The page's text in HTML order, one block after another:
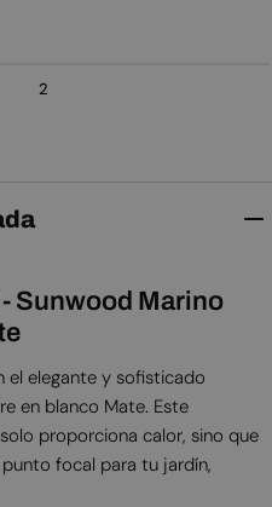
2
Sunwood Marino
el elegante y sofisticado
en blanco Mate. Este
proporciona calor, sino que
focal para tu jardín,